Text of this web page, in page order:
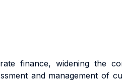
finance, widening the
and management of